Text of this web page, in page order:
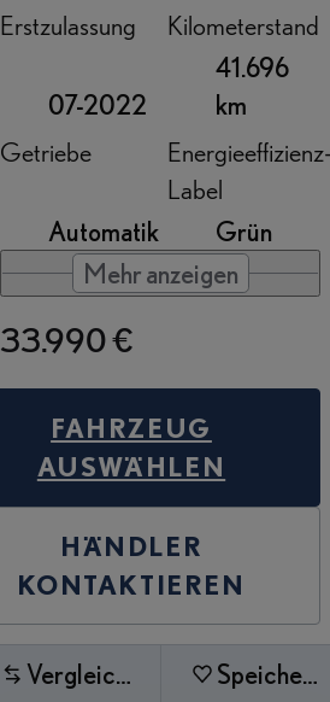
Erstzulassung
07-2022
Kilometerstand
41.696
km
Getriebe
Automatik
Label
Grün
Mehr anzeigen
33.990 €
FAHRZEUG
AUSWÄHLEN
HÄNDLER
KONTAKTIEREN
Vergleichen Speichern